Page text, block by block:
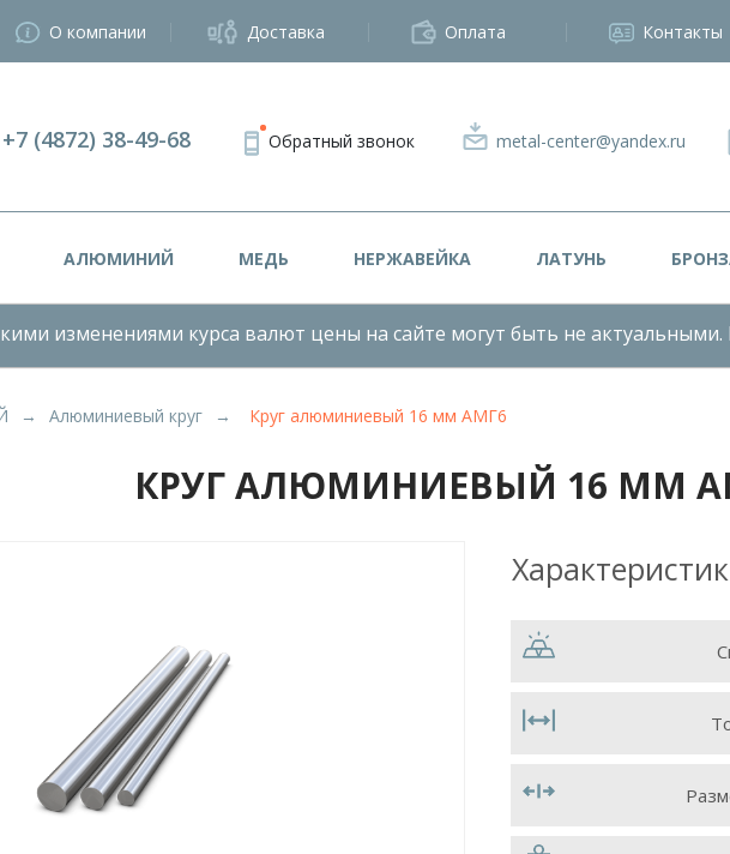
О компании Доставка Оплата Контакты
+7 (4872) 38-49-68 Обратный звонок metal-center@yandex.ru
АЛЮМИНИЙ МЕДЬ НЕРЖАВЕЙКА ЛАТУНЬ
изменениями курса валют цены на сайте могут быть не
Алюминиевый круг Круг алюминиевый 16 мм АМГ6
КРУГ АЛЮМИНИЕВЫЙ 16 ММ